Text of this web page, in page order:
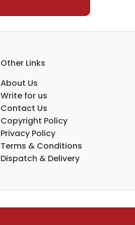
Other Links
About Us
Write for us
Contact Us
Copyright Policy
Privacy Policy
Terms & Conditions
Dispatch & Delivery